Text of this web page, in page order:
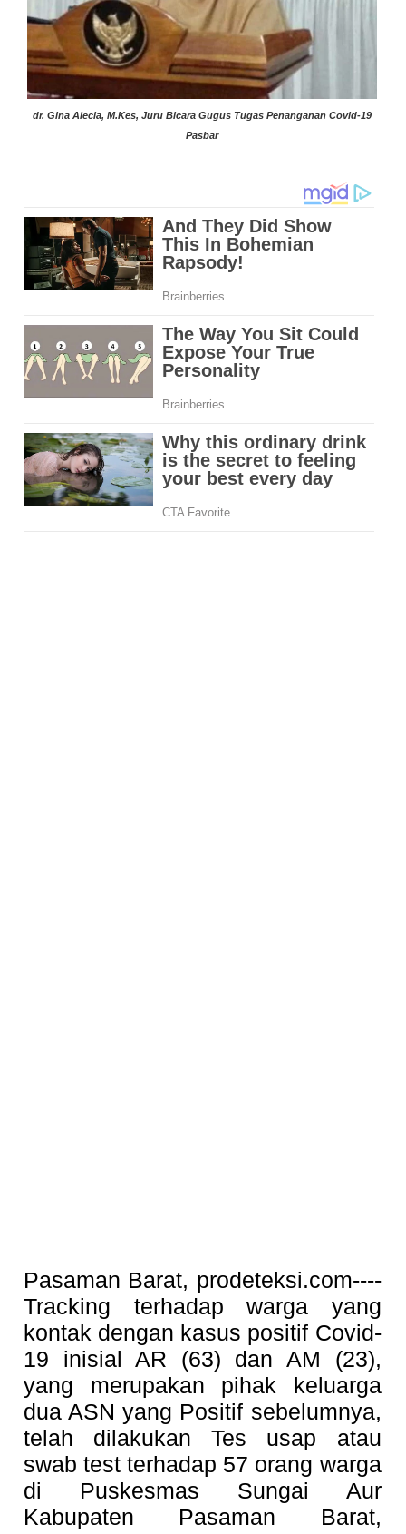
dr. Gina Alecia, M.Kes, Juru Bicara Gugus Tugas Penanganan Covid-19
Pasbar
Pasaman Barat, prodeteksi.com----
Tracking terhadap warga yang
kontak dengan kasus positif Covid-
19 inisial AR (63) dan AM (23),
yang merupakan pihak keluarga
dua ASN yang Positif sebelumnya,
telah dilakukan Tes usap atau
swab test terhadap 57 orang warga
di Puskesmas Sungai Aur
Kabupaten Pasaman Barat,